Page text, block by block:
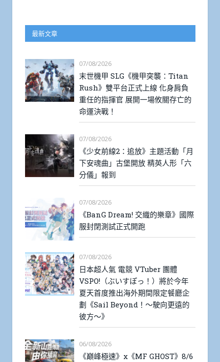
最新文章
07/08/2026
末世機甲 SLG《機甲突襲：Titan
Rush》雙平台正式上線 化身肩負
重任的指揮官 展開一場攸關存亡的
命運決戰！
07/08/2026
《少女前線2：追放》主題活動「月
下安魂曲」古堡開放 精英人形「六
分儀」報到
07/08/2026
《BanG Dream! 交織的樂章》國際
服封閉測試正式開跑
07/08/2026
日本超人氣 電競 VTuber 團體
VSPO!（ぶいすぽっ！）將於今年
夏天首度推出海外期間限定餐廳企
劃《Sail Beyond！～駛向更遠的
彼方～》
06/08/2026
《巔峰極速》x《MF GHOST》8/6